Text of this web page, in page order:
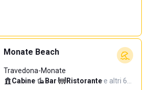
Monate Beach
Travedona-Monate
Cabine· Bar· Ristorante·e altri 6…